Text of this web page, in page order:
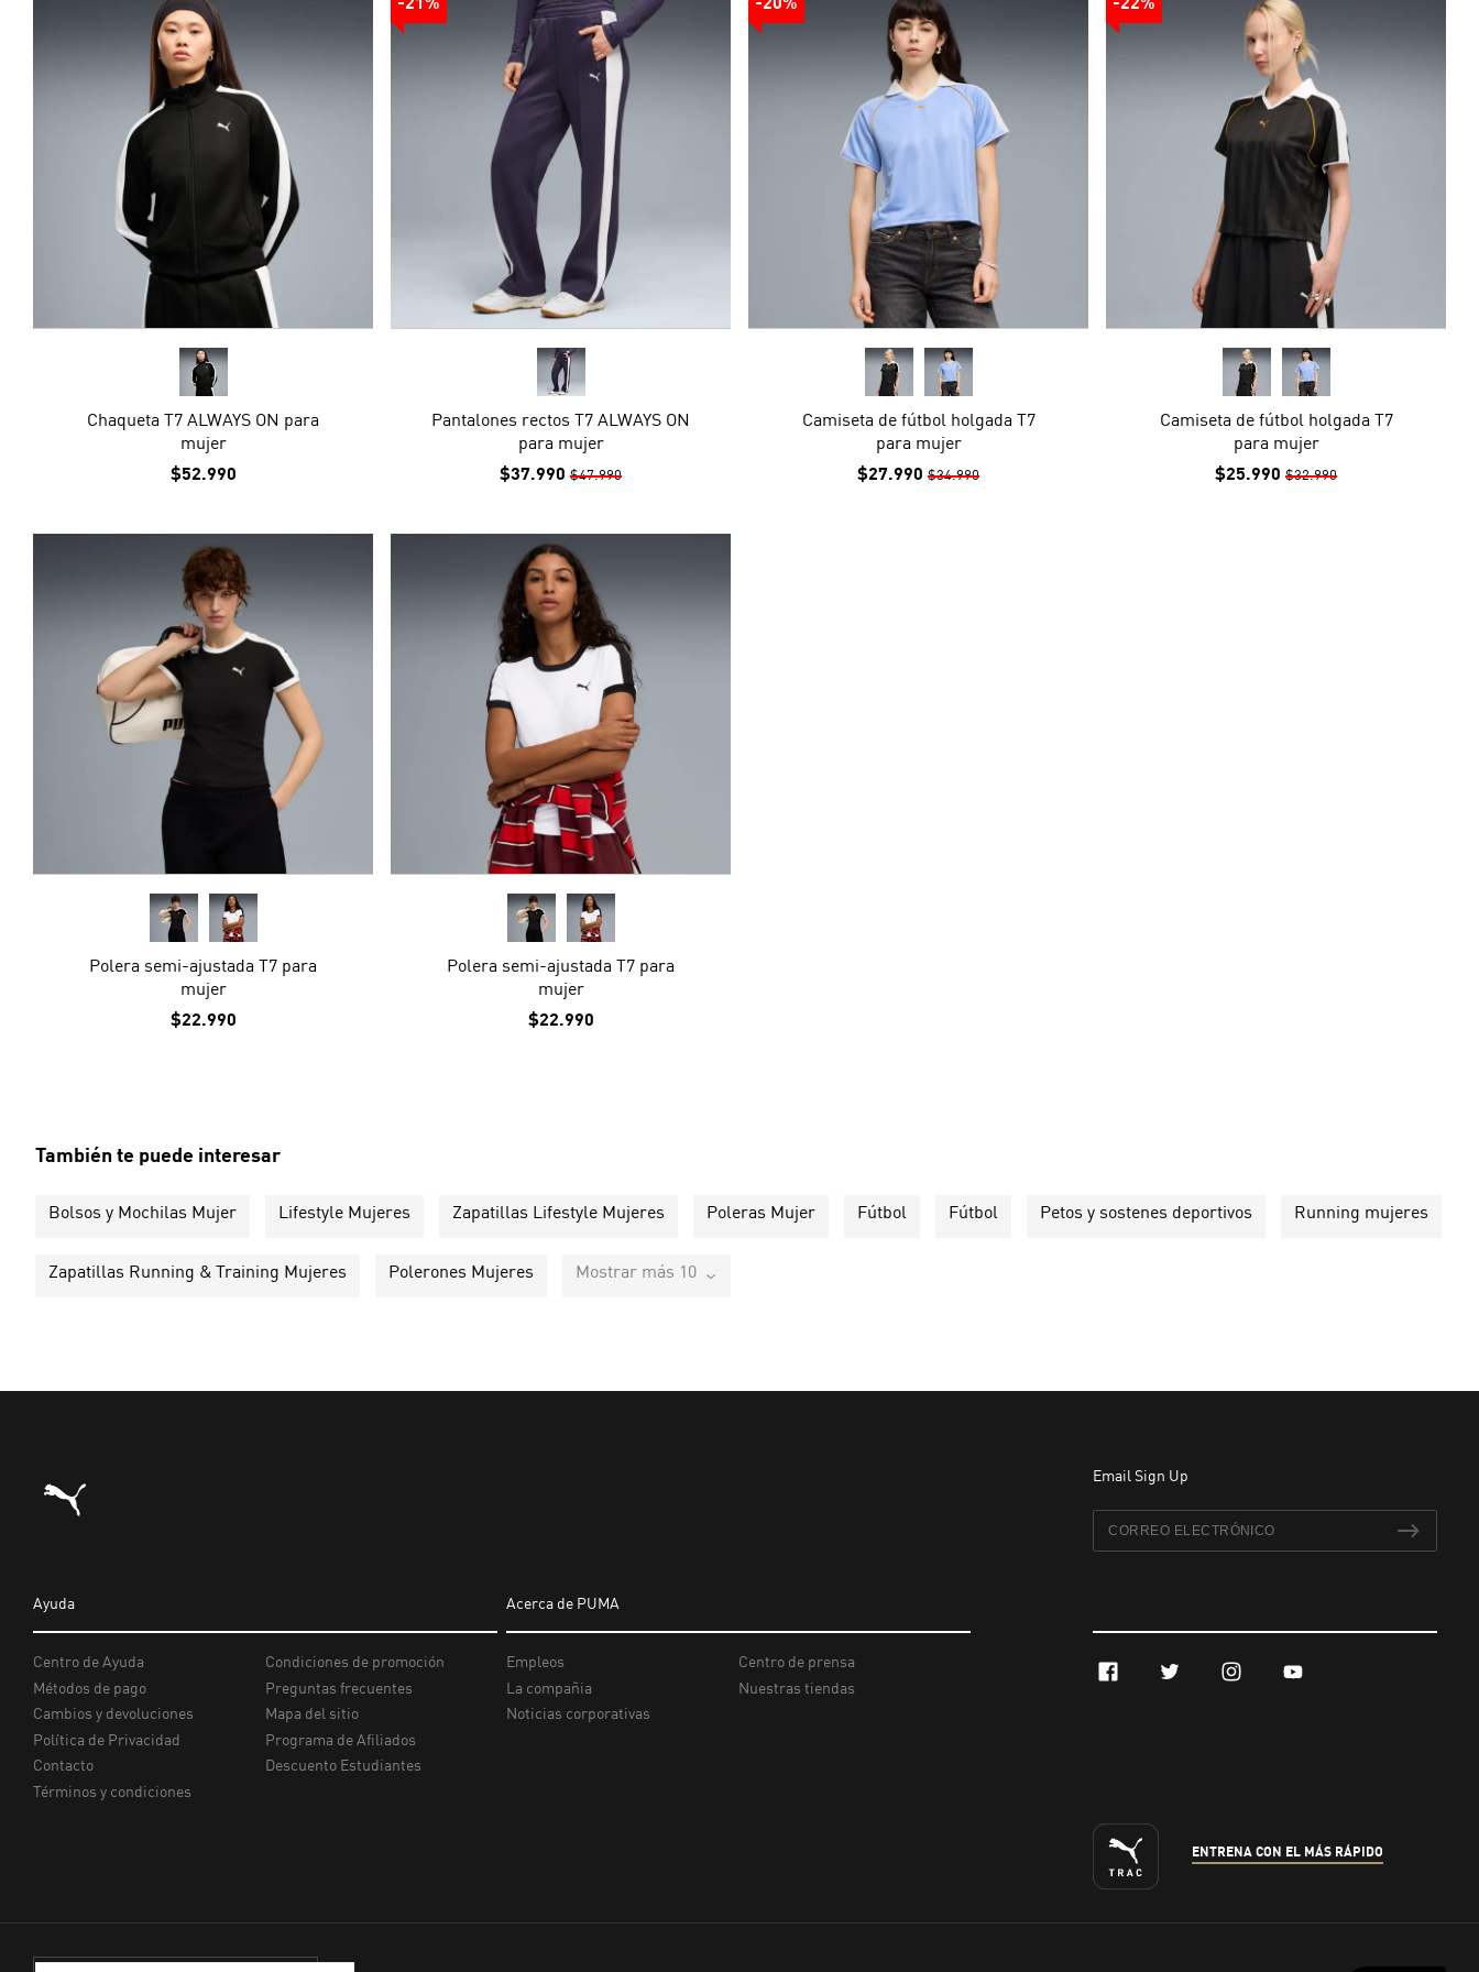
Chaqueta T7 ALWAYS ON para
mujer
$52.990
-21%
Pantalones rectos T7 ALWAYS ON
para mujer
$37.990 $47.990
-20%
Camiseta de fútbol holgada T7
para mujer
$27.990 $34.990
-22%
Camiseta de fútbol holgada T7
para mujer
$25.990 $32.990
Polera semi-ajustada T7 para
mujer
$22.990
Polera semi-ajustada T7 para
mujer
$22.990
También te puede interesar
Bolsos y Mochilas Mujer Lifestyle Mujeres Zapatillas Lifestyle Mujeres Poleras Mujer Fútbol Fútbol Petos y sostenes deportivos Running mujeres
Zapatillas Running & Training Mujeres Polerones Mujeres Mostrar más 10